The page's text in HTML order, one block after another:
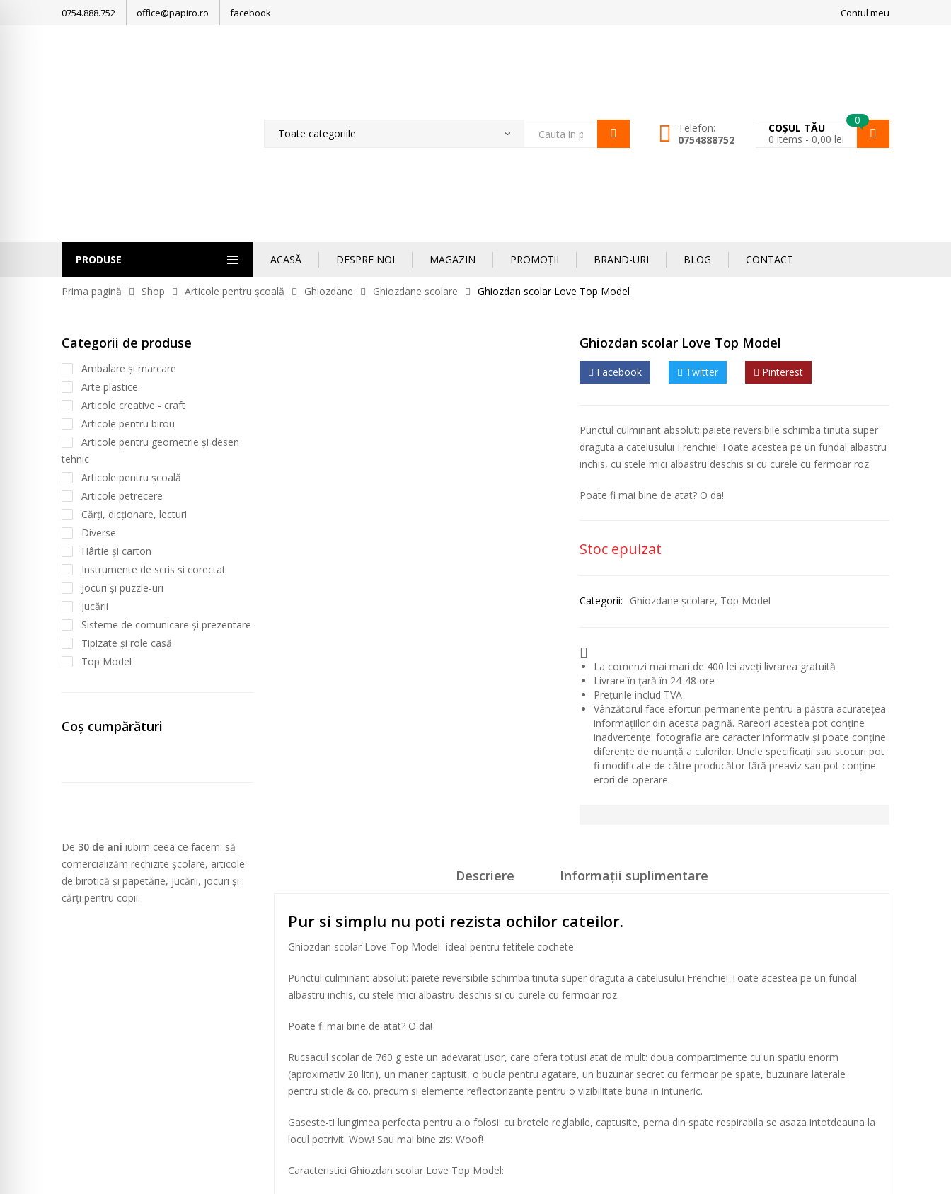
0754.888.752 office@papiro.ro facebook Contul meu
Products
Telefon:
0754888752
0
COȘUL TĂU
0 items - 0,00 lei
PRODUSE ACASĂ DESPRE NOI MAGAZIN PROMOȚII BRAND-URI BLOG CONTACT
Prima pagină Shop Articole pentru școală Ghiozdane Ghiozdane școlare Ghiozdan scolar Love Top Model
Ghiozdan scolar Love Top Model
Facebook Twitter Pinterest
Punctul culminant absolut: paiete reversibile schimba tinuta super
draguta a catelusului Frenchie! Toate acestea pe un fundal albastru
inchis, cu stele mici albastru deschis si cu curele cu fermoar roz.
Poate fi mai bine de atat? O da!
Stoc epuizat
Categorii: Ghiozdane școlare, Top Model
La comenzi mai mari de 400 lei aveți livrarea gratuită
Livrare în țară în 24-48 ore
Prețurile includ TVA
Vânzătorul face eforturi permanente pentru a păstra acuratețea
informațiilor din acesta pagină. Rareori acestea pot conține
inadvertențe: fotografia are caracter informativ și poate conține
diferențe de nuanță a culorilor. Unele specificații sau stocuri pot
fi modificate de către producător fără preaviz sau pot conține
erori de operare.
Descriere Informații suplimentare
Pur si simplu nu poti rezista ochilor cateilor.
Ghiozdan scolar Love Top Model ideal pentru fetitele cochete.
Punctul culminant absolut: paiete reversibile schimba tinuta super draguta a catelusului Frenchie! Toate acestea pe un fundal
albastru inchis, cu stele mici albastru deschis si cu curele cu fermoar roz.
Poate fi mai bine de atat? O da!
Rucsacul scolar de 760 g este un adevarat usor, care ofera totusi atat de mult: doua compartimente cu un spatiu enorm
(aproximativ 20 litri), un maner captusit, o bucla pentru agatare, un buzunar secret cu fermoar pe spate, buzunare laterale
pentru sticle & co. precum si elemente reflectorizante pentru o vizibilitate buna in intuneric.
Gaseste-ti lungimea perfecta pentru a o folosi: cu bretele reglabile, captusite, perna din spate respirabila se asaza intotdeauna la
locul potrivit. Wow! Sau mai bine zis: Woof!
Caracteristici Ghiozdan scolar Love Top Model:
Categorii de produse
Ambalare și marcare
Arte plastice
Articole creative - craft
Articole pentru birou
Articole pentru geometrie și desen
tehnic
Articole pentru școală
Articole petrecere
Cărți, dicționare, lecturi
Diverse
Hârtie și carton
Instrumente de scris și corectat
Jocuri și puzzle-uri
Jucării
Sisteme de comunicare și prezentare
Tipizate și role casă
Top Model
Coș cumpărături
De 30 de ani iubim ceea ce facem: să
comercializăm rechizite școlare, articole
de birotică și papetărie, jucării, jocuri și
cărți pentru copii.